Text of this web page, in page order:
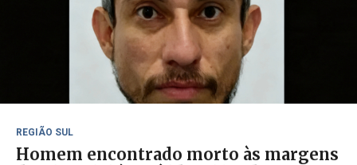
REGIÃO SUL
Homem encontrado morto às margens